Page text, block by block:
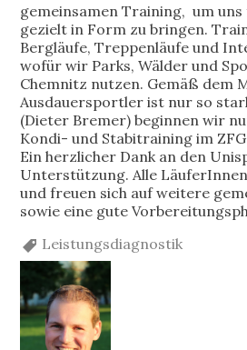
gemeinsamen Training, um
gezielt in Form zu bringen.
Bergläufe, Treppenläufe und
wofür wir Parks, Wälder und
Chemnitz nutzen. Gemäß dem
Ausdauersportler ist nur so
(Dieter Bremer) beginnen wir
Kondi- und Stabitraining im
Ein herzlicher Dank an den
Unterstützung. Alle
und freuen sich auf weitere
sowie eine gute
Leistungsdiagnostik